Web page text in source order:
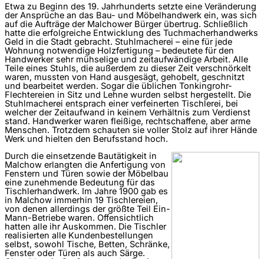
Etwa zu Beginn des 19. Jahrhunderts setzte eine Veränderung
der Ansprüche an das Bau- und Möbelhandwerk ein, was sich
auf die Aufträge der Malchower Bürger übertrug. Schließlich
hatte die erfolgreiche Entwicklung des Tuchmacherhandwerks
Geld in die Stadt gebracht. Stuhlmacherei – eine für jede
Wohnung notwendige Holzfertigung – bedeutete für den
Handwerker sehr mühselige und zeitaufwändige Arbeit. Alle
Teile eines Stuhls, die außerdem zu dieser Zeit verschnörkelt
waren, mussten von Hand ausgesägt, gehobelt, geschnitzt
und bearbeitet werden. Sogar die üblichen Tonkingrohr-
Flechtereien in Sitz und Lehne wurden selbst hergestellt. Die
Stuhlmacherei entsprach einer verfeinerten Tischlerei, bei
welcher der Zeitaufwand in keinem Verhältnis zum Verdienst
stand. Handwerker waren fleißige, rechtschaffene, aber arme
Menschen. Trotzdem schauten sie voller Stolz auf ihrer Hände
Werk und hielten den Berufsstand hoch.
Durch die einsetzende Bautätigkeit in
Malchow erlangten die Anfertigung von
Fenstern und Türen sowie der Möbelbau
eine zunehmende Bedeutung für das
Tischlerhandwerk. Im Jahre 1900 gab es
in Malchow immerhin 19 Tischlereien,
von denen allerdings der größte Teil Ein-
Mann-Betriebe waren. Offensichtlich
hatten alle ihr Auskommen. Die Tischler
realisierten alle Kundenbestellungen
selbst, sowohl Tische, Betten, Schränke,
Fenster oder Türen als auch Särge.